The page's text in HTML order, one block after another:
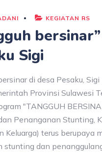
KEGIATAN RS
Sigi
di desa Pesaku, Sigi
Provinsi Sulawesi
"TANGGUH
Penanganan Stunting,
Keluarga) terus berupaya
stunting dan